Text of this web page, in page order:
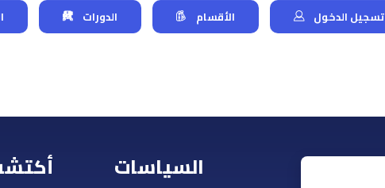
الدورات الأقسام تسجيل الدخول
السياسات